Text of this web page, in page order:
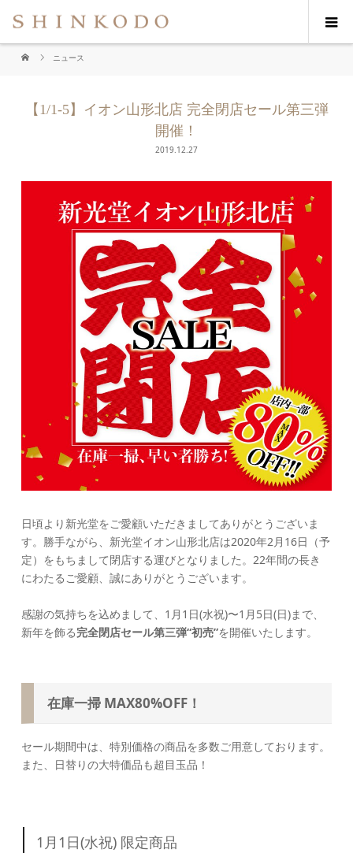
ニュース
【1/1-5】イオン山形北店 完全閉店セール第三弾
開催！
2019.12.27
日頃より新光堂をご愛顧いただきましてありがとうございま
す。勝手ながら、新光堂イオン山形北店は2020年2月16日（予
定）をもちまして閉店する運びとなりました。22年間の長き
にわたるご愛顧、誠にありがとうございます。
感謝の気持ちを込めまして、1月1日(水祝)〜1月5日(日)まで、
新年を飾る完全閉店セール第三弾“初売”を開催いたします。
在庫一掃 MAX80%OFF！
セール期間中は、特別価格の商品を多数ご用意しております。
また、日替りの大特価品も超目玉品！
1月1日(水祝) 限定商品